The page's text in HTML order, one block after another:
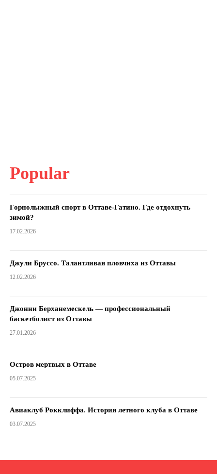
Popular
Горнолыжный спорт в Оттаве-Гатино. Где отдохнуть
зимой?
17.02.2026
Джули Бруссо. Талантливая пловчиха из Оттавы
12.02.2026
Джонни Берханемескель — профессиональный
баскетболист из Оттавы
27.01.2026
Остров мертвых в Оттаве
05.07.2025
Авиаклуб Рокклиффа. История летного клуба в Оттаве
03.07.2025